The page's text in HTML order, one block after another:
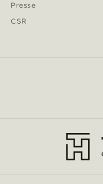
Presse
CSR